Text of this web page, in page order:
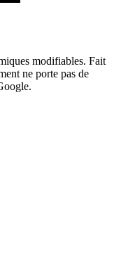
modifiables. Fait
ne porte pas de